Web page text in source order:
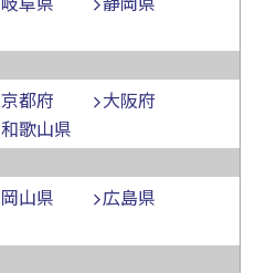
京都府
大阪府
和歌山県
岡山県
広島県